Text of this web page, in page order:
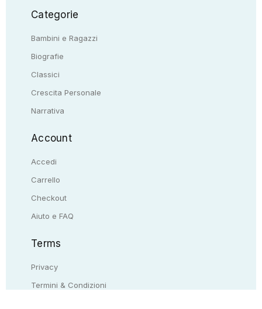
Categorie
Bambini e Ragazzi
Biografie
Classici
Crescita Personale
Narrativa
Account
Accedi
Carrello
Checkout
Aiuto e FAQ
Terms
Privacy
Termini & Condizioni